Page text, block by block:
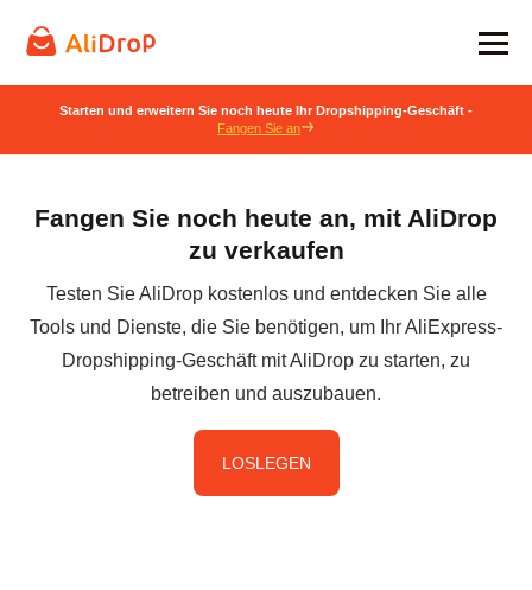
Starten und erweitern Sie noch heute Ihr Dropshipping-Geschäft -
Fangen Sie an
Fangen Sie noch heute an, mit AliDrop
zu verkaufen
Testen Sie AliDrop kostenlos und entdecken Sie alle
Tools und Dienste, die Sie benötigen, um Ihr AliExpress-
Dropshipping-Geschäft mit AliDrop zu starten, zu
betreiben und auszubauen.
LOSLEGEN